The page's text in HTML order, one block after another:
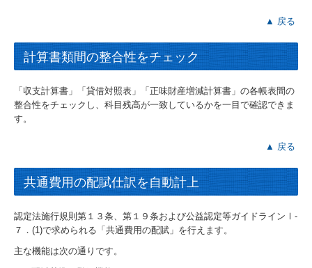
▲ 戻る
計算書類間の整合性をチェック
「収支計算書」「貸借対照表」「正味財産増減計算書」の各帳表間の
整合性をチェックし、科目残高が一致しているかを一目で確認できま
す。
▲ 戻る
共通費用の配賦仕訳を自動計上
認定法施行規則第１３条、第１９条および公益認定等ガイドラインⅠ-
７．(1)で求められる「共通費用の配賦」を行えます。
主な機能は次の通りです。